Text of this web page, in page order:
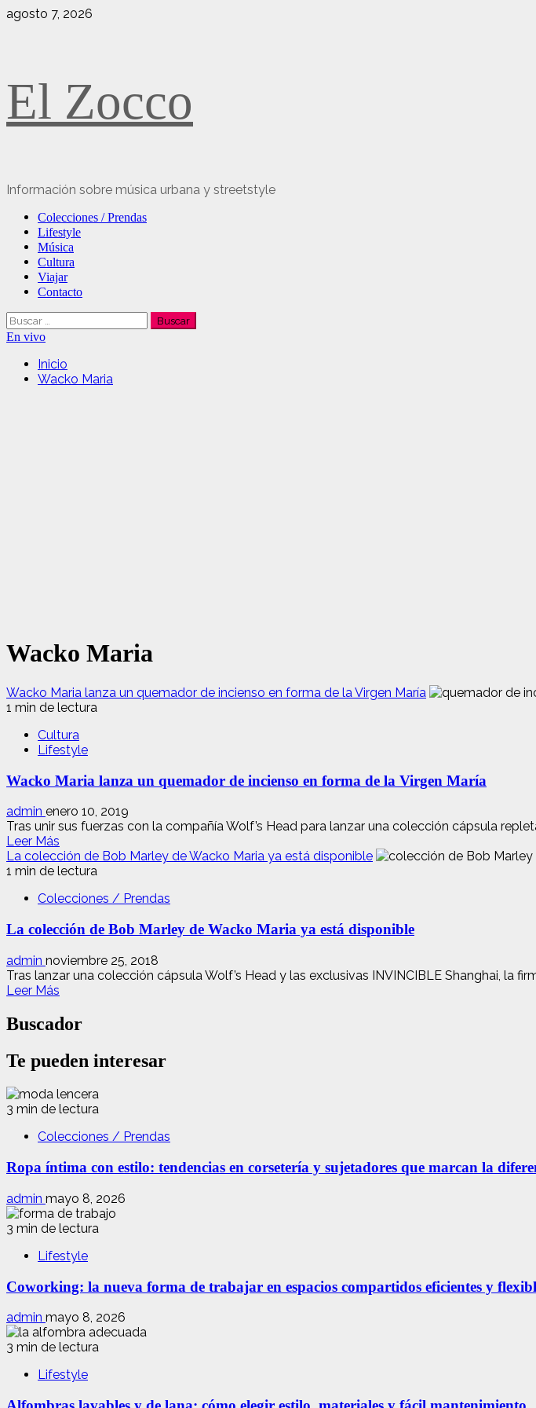
Saltar
agosto 7, 2026
El Zocco
Información sobre música urbana y streetstyle
Menú
principal
Colecciones / Prendas
Lifestyle
Música
Cultura
Viajar
Contacto
Buscar:
En vivo
Inicio
Wacko Maria
Wacko Maria
Wacko Maria lanza un quemador de incienso en forma de la Virgen María
1 min de lectura
Cultura
Lifestyle
Wacko Maria lanza un quemador de incienso en forma de la Virgen María
admin enero 10, 2019
Tras unir sus fuerzas con la compañía Wolf’s Head para lanzar una colección cápsula
Leer Más
más
acerca
Wacko
lanza
quemador
de
forma
de
Virgen
La colección de Bob Marley de Wacko Maria ya está disponible
1 min de lectura
Colecciones / Prendas
La colección de Bob Marley de Wacko Maria ya está disponible
admin noviembre 25, 2018
Tras lanzar una colección cápsula Wolf’s Head y las exclusivas INVINCIBLE Shanghai, la
Leer Más
acerca
de
colección
Bob
Marley
Wacko
ya
disponible
Buscador
Te pueden interesar
3 min de lectura
Colecciones / Prendas
Ropa íntima con estilo: tendencias en corsetería y sujetadores que marcan la
admin mayo 8, 2026
3 min de lectura
Lifestyle
Coworking: la nueva forma de trabajar en espacios compartidos eficientes y
admin mayo 8, 2026
3 min de lectura
Lifestyle